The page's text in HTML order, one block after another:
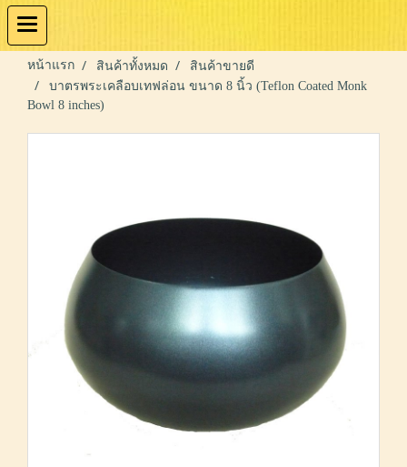
หน้าแรก สินค้าทั้งหมด
สินค้าขายดี
บาตรพระเคลือบเทฟล่อน ขนาด 8 นิ้ว (Teflon Coated Monk
Bowl 8 inches)